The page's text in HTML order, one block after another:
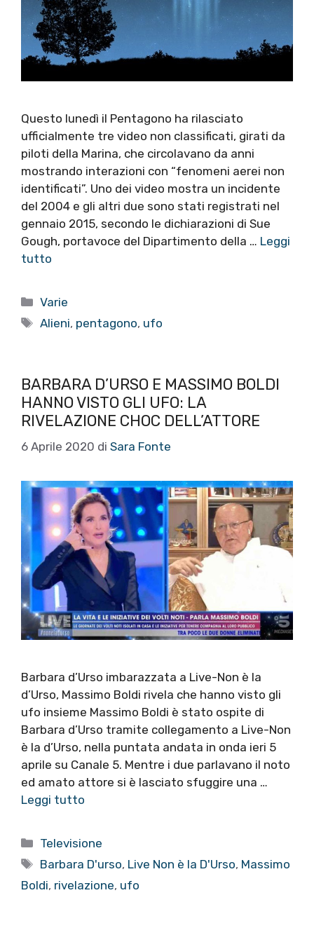
Questo lunedì il Pentagono ha rilasciato
ufficialmente tre video non classificati, girati da
piloti della Marina, che circolavano da anni
mostrando interazioni con “fenomeni aerei non
identificati”. Uno dei video mostra un incidente
del 2004 e gli altri due sono stati registrati nel
gennaio 2015, secondo le dichiarazioni di Sue
Gough, portavoce del Dipartimento della … Leggi
tutto
Categorie
Varie
Tag
Alieni, pentagono, ufo
BARBARA D’URSO E MASSIMO BOLDI
HANNO VISTO GLI UFO: LA
RIVELAZIONE CHOC DELL’ATTORE
6 Aprile 2020 di Sara Fonte
Barbara d’Urso imbarazzata a Live-Non è la
d’Urso, Massimo Boldi rivela che hanno visto gli
ufo insieme Massimo Boldi è stato ospite di
Barbara d’Urso tramite collegamento a Live-Non
è la d’Urso, nella puntata andata in onda ieri 5
aprile su Canale 5. Mentre i due parlavano il noto
ed amato attore si è lasciato sfuggire una …
Leggi tutto
Categorie
Televisione
Tag
Barbara D'urso, Live Non è la D'Urso, Massimo
Boldi, rivelazione, ufo